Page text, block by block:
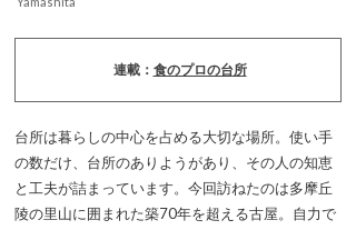
連載： 食のプロの台所
台所は暮らしの中心を占める大切な場所。使い手
の数だけ、台所のありようがあり、その人の知恵
と工夫が詰まっています。今回訪ねたのは多摩丘
陵の里山に囲まれた築70年を超える古屋。自力で